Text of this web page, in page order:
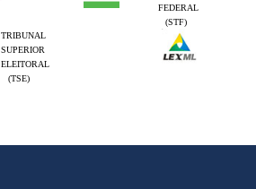
FEDERAL
(STF)
TRIBUNAL
SUPERIOR
ELEITORAL
(TSE)